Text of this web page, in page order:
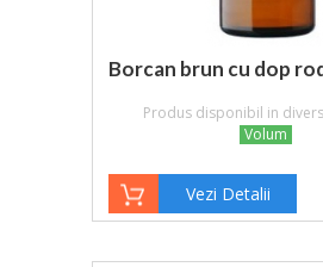
Borcan brun cu dop
Produs disponibil in
Volum
Vezi Detalii